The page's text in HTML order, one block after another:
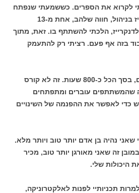
לקרוא את הספרים. כששמעתי שנפתח
חוג למורים של פלדנקרייז בניהול, חווה שלהב, אחת מ-13
הלכתי להשתתף בו. זאת, מתוך
בזה אף פעם. רציתי רק להתעמק
הקורס נמשך ארבע שנים, בסך הכל כ-800 שעות. זה לא קורס
שהמשתתפים עוברים ומתפתחים
כדי לאפשר את ההפנמה של השינויים
נהיה בן אדם יותר טוב ויותר מלא.
זה שאני מאורגן יותר טוב, מכיר
היכולות שלי.
תכניותיי לפנות לאלקטרוניקה,